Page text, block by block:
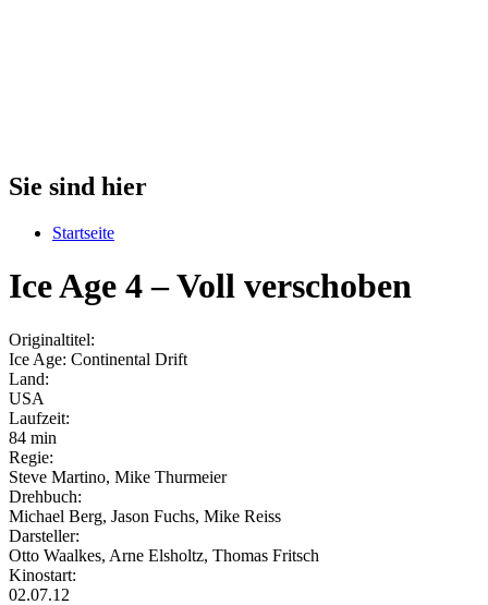
Sie sind hier
Startseite
Ice Age 4 – Voll verschoben
Originaltitel:
Ice Age: Continental Drift
Land:
USA
Laufzeit:
84 min
Regie:
Steve Martino, Mike Thurmeier
Drehbuch:
Michael Berg, Jason Fuchs, Mike Reiss
Darsteller:
Otto Waalkes, Arne Elsholtz, Thomas Fritsch
Kinostart:
02.07.12